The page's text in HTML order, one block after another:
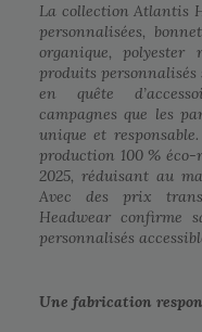
La collection Atlantis
personnalisées,
organique, polyester
produits personnalisés
en quête
campagnes que les
unique et
production 100 % éco-
2025, réduisant au
Avec des prix
Headwear confirme
personnalisés
Une fabrication